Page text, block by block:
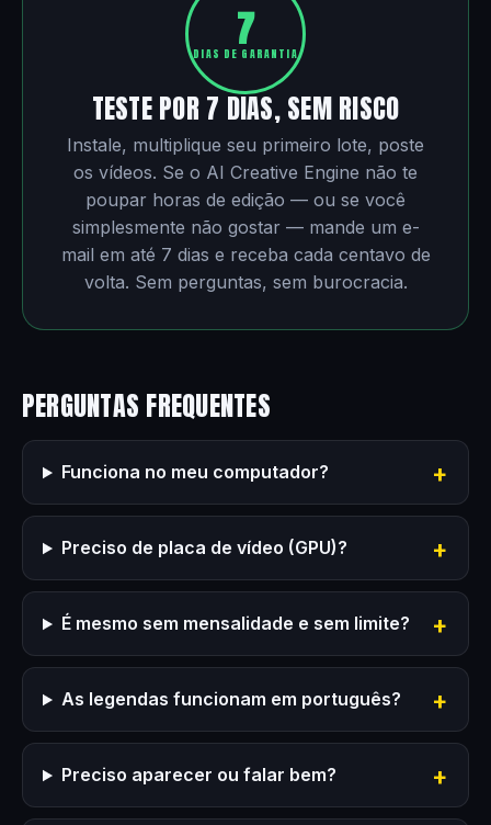
7
DIAS DE GARANTIA
TESTE POR 7 DIAS, SEM RISCO
Instale, multiplique seu primeiro lote, poste
os vídeos. Se o AI Creative Engine não te
poupar horas de edição — ou se você
simplesmente não gostar — mande um e-
mail em até 7 dias e receba cada centavo de
volta. Sem perguntas, sem burocracia.
PERGUNTAS FREQUENTES
Funciona no meu computador?
Preciso de placa de vídeo (GPU)?
É mesmo sem mensalidade e sem limite?
As legendas funcionam em português?
Preciso aparecer ou falar bem?